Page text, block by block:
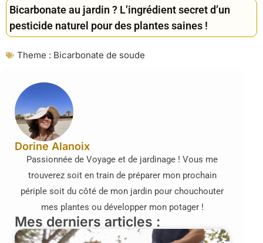
Bicarbonate au jardin ? L’ingrédient secret d’un
pesticide naturel pour des plantes saines !
Theme : Bicarbonate de soude
Dorine Alanoix
Passionnée de Voyage et de jardinage ! Vous me
trouverez soit en train de préparer mon prochain
périple soit du côté de mon jardin pour chouchouter
mes plantes ou développer mon potager !
Mes derniers articles :